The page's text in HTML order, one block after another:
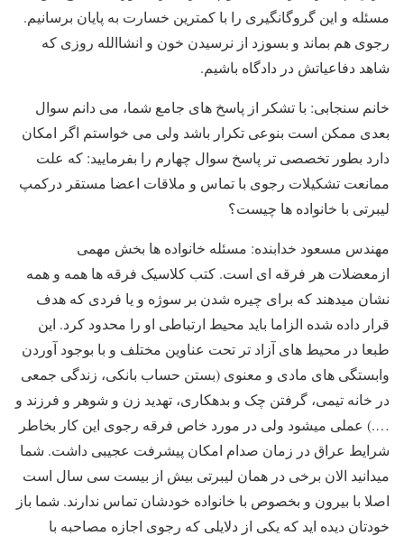
مسئله و این گروگانگیری را با کمترین خسارت به پایان برسانیم.
رجوی هم بماند و بسوزد از نرسیدن خون و انشاالله روزی که
شاهد دفاعیاتش در دادگاه باشیم.
خانم سنجابی: با تشکر از پاسخ های جامع شما، می دانم سوال
بعدی ممکن است بنوعی تکرار باشد ولی می خواستم اگر امکان
دارد بطور تخصصی تر پاسخ سوال چهارم را بفرمایید: که علت
ممانعت تشکیلات رجوی با تماس و ملاقات اعضا مستقر درکمپ
لیبرتی با خانواده ها چیست؟
مهندس مسعود خدابنده: مسئله خانواده ها بخش مهمی
ازمعضلات هر فرقه ای است. کتب کلاسیک فرقه ها همه و همه
نشان میدهند که برای چیره شدن بر سوژه و یا فردی که هدف
قرار داده شده الزاما باید محیط ارتباطی او را محدود کرد. این
طبعا در محیط های آزاد تر تحت عناوین مختلف و با بوجود آوردن
وابستگی های مادی و معنوی (بستن حساب بانکی، زندگی جمعی
در خانه تیمی، گرفتن چک و بدهکاری، تهدید زن و شوهر و فرزند و
….) عملی میشود ولی در مورد خاص فرقه رجوی این کار بخاطر
شرایط عراق در زمان صدام امکان پیشرفت عجیبی داشت. شما
میدانید الان برخی در همان لیبرتی بیش از بیست سی سال است
اصلا با بیرون و بخصوص با خانواده خودشان تماس ندارند. شما باز
خودتان دیده اید که یکی از دلایلی که رجوی اجازه مصاحبه با